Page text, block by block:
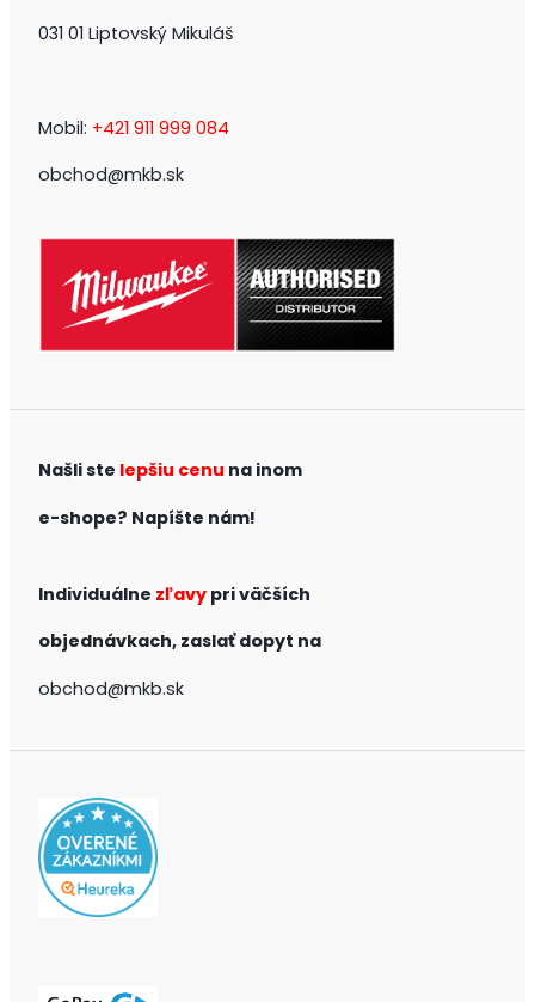
031 01 Liptovský Mikuláš
Mobil: +421 911 999 084
obchod@mkb.sk
Našli ste lepšiu cenu na inom
e-shope? Napíšte nám!
Individuálne zľavy pri väčších
objednávkach, zaslať dopyt na
obchod@mkb.sk